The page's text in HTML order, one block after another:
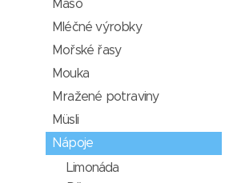
Maso
Mléčné výrobky
Mořské řasy
Mouka
Mražené potraviny
Müsli
Nápoje
Limonáda